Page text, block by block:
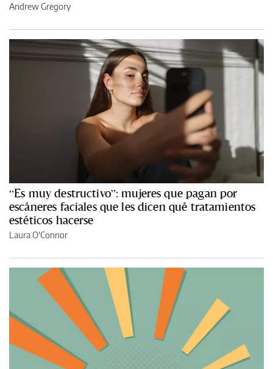
Andrew Gregory
“Es muy destructivo”: mujeres que pagan por
escáneres faciales que les dicen qué tratamientos
estéticos hacerse
Laura O'Connor